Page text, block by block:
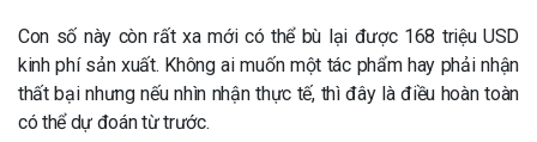
Con số này còn rất xa mới có thể bù lại được 168 triệu USD
kinh phí sản xuất. Không ai muốn một tác phẩm hay phải nhận
thất bại nhưng nếu nhìn nhận thực tế, thì đây là điều hoàn toàn
có thể dự đoán từ trước.